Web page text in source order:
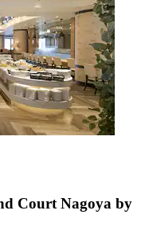
Court Nagoya by